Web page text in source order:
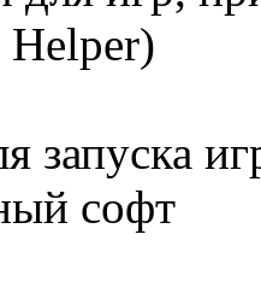
запуска
софт